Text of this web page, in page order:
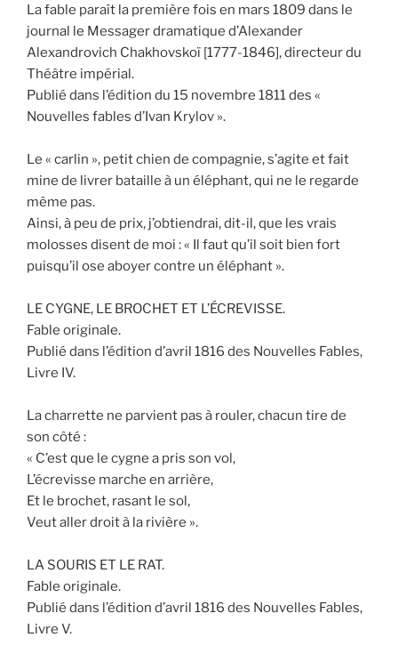
La fable paraît la première fois en mars 1809 dans le
journal le Messager dramatique d’Alexander
Alexandrovich Chakhovskoï [1777-1846], directeur du
Théâtre impérial.
Publié dans l’édition du 15 novembre 1811 des «
Nouvelles fables d’Ivan Krylov ».
Le « carlin », petit chien de compagnie, s’agite et fait
mine de livrer bataille à un éléphant, qui ne le regarde
même pas.
Ainsi, à peu de prix, j’obtiendrai, dit-il, que les vrais
molosses disent de moi : « Il faut qu’il soit bien fort
puisqu’il ose aboyer contre un éléphant ».
LE CYGNE, LE BROCHET ET L’ÉCREVISSE.
Fable originale.
Publié dans l’édition d’avril 1816 des Nouvelles Fables,
Livre IV.
La charrette ne parvient pas à rouler, chacun tire de
son côté :
« C’est que le cygne a pris son vol,
L’écrevisse marche en arrière,
Et le brochet, rasant le sol,
Veut aller droit à la rivière ».
LA SOURIS ET LE RAT.
Fable originale.
Publié dans l’édition d’avril 1816 des Nouvelles Fables,
Livre V.